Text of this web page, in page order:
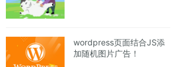
wordpress页面结合JS添
加随机图片广告！